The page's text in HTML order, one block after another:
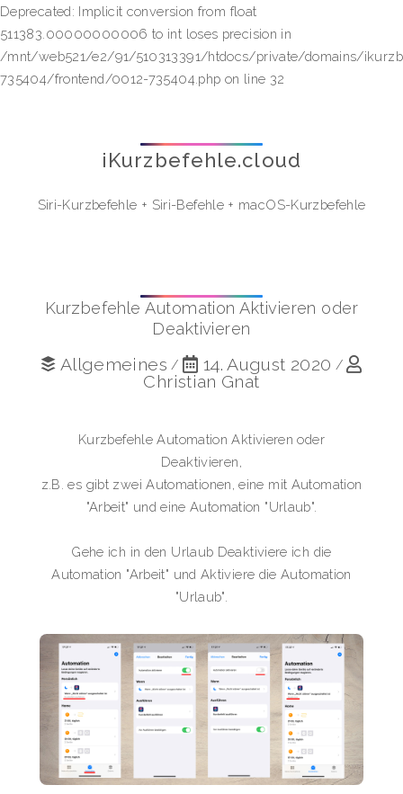
Deprecated: Implicit conversion from float
511383.00000000006 to int loses precision in
/mnt/web521/e2/91/510313391/htdocs/private/domains/
735404/frontend/0012-735404.php on line 32
iKurzbefehle.cloud
Siri-Kurzbefehle + Siri-Befehle + macOS-Kurzbefehle
Kurzbefehle Automation Aktivieren oder
Deaktivieren
Allgemeines / 14. August 2020 /
Christian Gnat
Kurzbefehle Automation Aktivieren oder
Deaktivieren,
z.B. es gibt zwei Automationen, eine mit Automation
"Arbeit" und eine Automation "Urlaub".
Gehe ich in den Urlaub Deaktiviere ich die
Automation "Arbeit" und Aktiviere die Automation
"Urlaub".